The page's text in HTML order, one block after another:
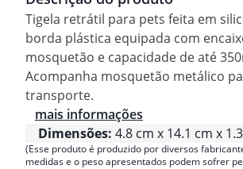
Tigela retrátil para pets feita em
borda plástica equipada com
mosquetão e capacidade de até
Acompanha mosquetão metálico
transporte.
mais informações
Dimensões: 4.8 cm x 14.1 cm x
(Esse produto é produzido por diversos
medidas e o peso apresentados podem sofrer